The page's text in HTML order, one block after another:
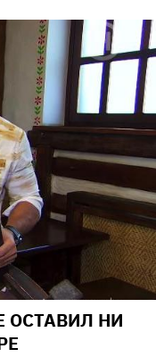
ОСТАВИЛ НИ